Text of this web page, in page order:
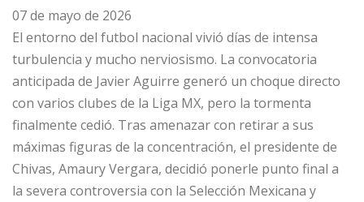
07 de mayo de 2026
El entorno del futbol nacional vivió días de intensa
turbulencia y mucho nerviosismo. La convocatoria
anticipada de Javier Aguirre generó un choque directo
con varios clubes de la Liga MX, pero la tormenta
finalmente cedió. Tras amenazar con retirar a sus
máximas figuras de la concentración, el presidente de
Chivas, Amaury Vergara, decidió ponerle punto final a
la severa controversia con la Selección Mexicana y